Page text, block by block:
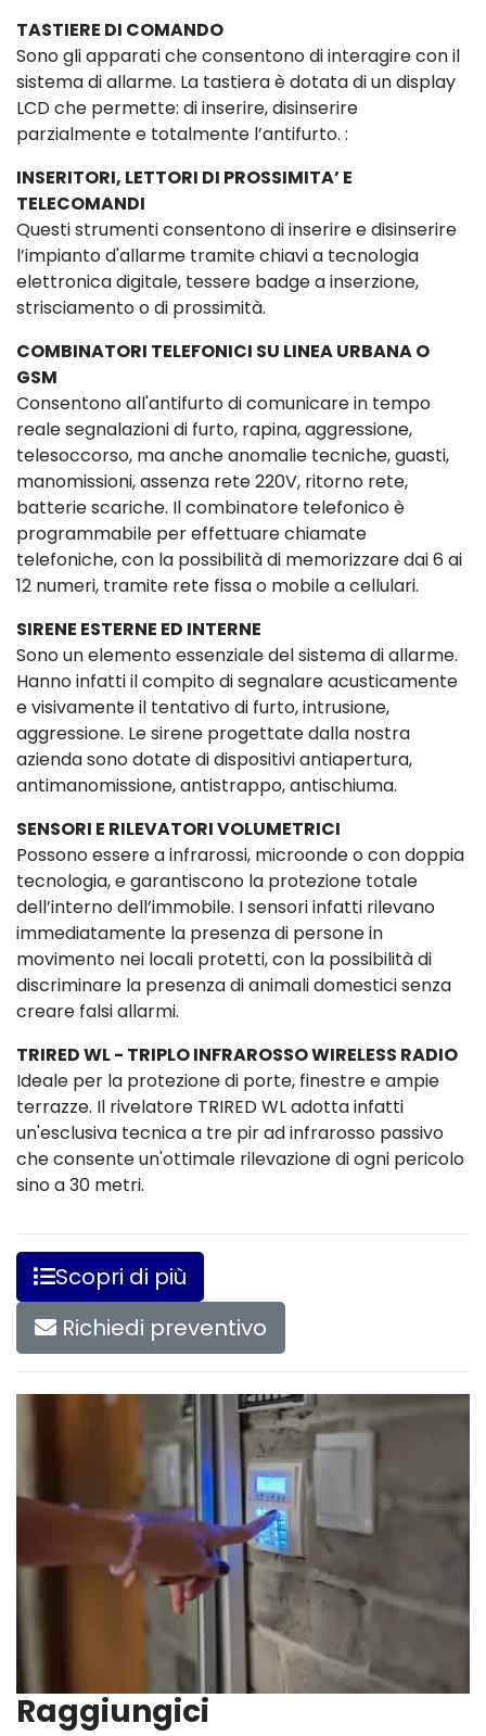
TASTIERE DI COMANDO
Sono gli apparati che consentono di interagire con il
sistema di allarme. La tastiera è dotata di un display
LCD che permette: di inserire, disinserire
parzialmente e totalmente l’antifurto. :
INSERITORI, LETTORI DI PROSSIMITA’ E
TELECOMANDI
Questi strumenti consentono di inserire e disinserire
l’impianto d'allarme tramite chiavi a tecnologia
elettronica digitale, tessere badge a inserzione,
strisciamento o di prossimità.
COMBINATORI TELEFONICI SU LINEA URBANA O
GSM
Consentono all'antifurto di comunicare in tempo
reale segnalazioni di furto, rapina, aggressione,
telesoccorso, ma anche anomalie tecniche, guasti,
manomissioni, assenza rete 220V, ritorno rete,
batterie scariche. Il combinatore telefonico è
programmabile per effettuare chiamate
telefoniche, con la possibilità di memorizzare dai 6 ai
12 numeri, tramite rete fissa o mobile a cellulari.
SIRENE ESTERNE ED INTERNE
Sono un elemento essenziale del sistema di allarme.
Hanno infatti il compito di segnalare acusticamente
e visivamente il tentativo di furto, intrusione,
aggressione. Le sirene progettate dalla nostra
azienda sono dotate di dispositivi antiapertura,
antimanomissione, antistrappo, antischiuma.
SENSORI E RILEVATORI VOLUMETRICI
Possono essere a infrarossi, microonde o con doppia
tecnologia, e garantiscono la protezione totale
dell’interno dell’immobile. I sensori infatti rilevano
immediatamente la presenza di persone in
movimento nei locali protetti, con la possibilità di
discriminare la presenza di animali domestici senza
creare falsi allarmi.
TRIRED WL - TRIPLO INFRAROSSO WIRELESS RADIO
Ideale per la protezione di porte, finestre e ampie
terrazze. Il rivelatore TRIRED WL adotta infatti
un'esclusiva tecnica a tre pir ad infrarosso passivo
che consente un'ottimale rilevazione di ogni pericolo
sino a 30 metri.
Scopri di più
Richiedi preventivo
Raggiungici